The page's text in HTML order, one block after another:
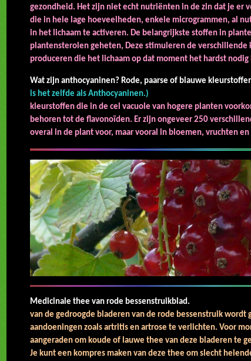
gezondheid. Het zijn niet echt nutriënten in de zin dat je
die in hele lage hoeveelheden, enkele microgrammen, al
in het lichaam te activeren. De belangrijkste stoffen in
plantensterolen geheten, Deze stimuleren de
produceren die het lichaam op dat moment het hardst nodig
Wat zijn anthocyaninen? Rode, paarse of blauwe
is het zelfde als Anthocyaninen.)
kleurstoffen die in de cel vacuole van hogere planten
behoren tot de flavonoïden. Er zijn ongeveer 250
overal in de plant voor, maar vooral in bloemen, vruchten
Medicinale thee van rode
van de gedroogde bladeren van de rode bessenstruik wordt
aandoeningen zoals artritis en artrose te verlichten. Voor
aangeraden om koude of lauwe thee van deze bladeren
Je kunt een kompres maken van deze thee om slecht